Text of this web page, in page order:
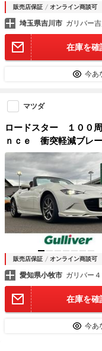
販売店保証 オンライン商談可
埼玉県吉川市 ガリバー
在庫を確
今あ
マツダ
ロードスター １００
ｎｃｅ 衝突軽減ブレ
コントロール オート
アリングスイッチ 前
販売店保証 オンライン商談可
愛知県小牧市 ガリバー
在庫を確
今あ